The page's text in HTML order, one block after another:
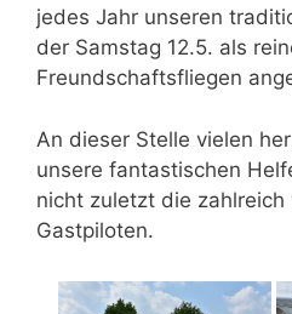
jedes Jahr unseren
der Samstag 12.5. als
Freundschaftsfliegen
An dieser Stelle vielen
unsere fantastischen
nicht zuletzt die zahlreich
Gastpiloten.